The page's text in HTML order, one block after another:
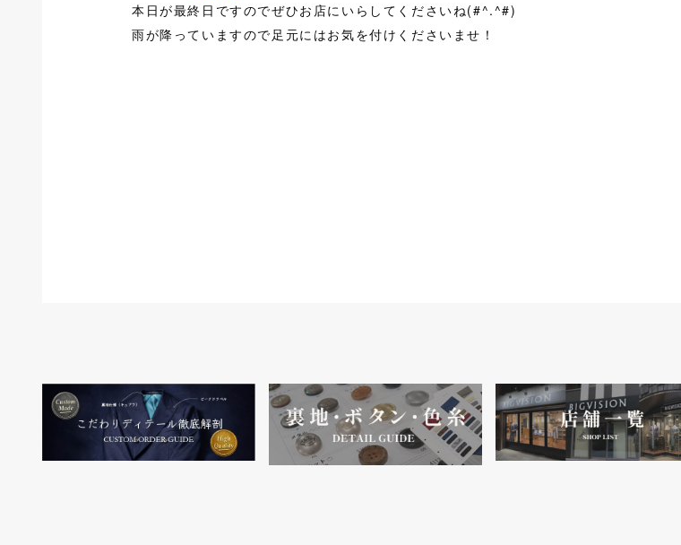
本日が最終日ですのでぜひお店にいらしてくださいね(#^.^#)
雨が降っていますので足元にはお気を付けくださいませ！